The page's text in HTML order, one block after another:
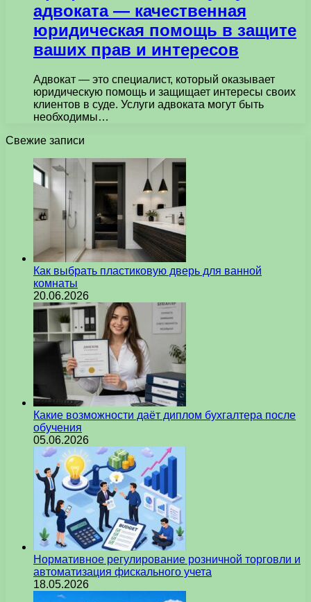
адвоката — качественная
юридическая помощь в защите
ваших прав и интересов
Адвокат — это специалист, который оказывает
юридическую помощь и защищает интересы своих
клиентов в суде. Услуги адвоката могут быть
необходимы…
Свежие записи
Как выбрать пластиковую дверь для ванной
комнаты
20.06.2026
Какие возможности даёт диплом бухгалтера после
обучения
05.06.2026
Нормативное регулирование розничной торговли и
автоматизация фискального учета
18.05.2026